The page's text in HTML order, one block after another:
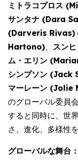
ミトラコプロス (
サンタナ (Dara
(Darveris Rivas)
Hartono)、 スン
ム・エリン (
シンプソン (Jack
マーレーン (Jolie
のグローバル委員
すると同時に、世
さ、進化、多様性
グローバルな舞台